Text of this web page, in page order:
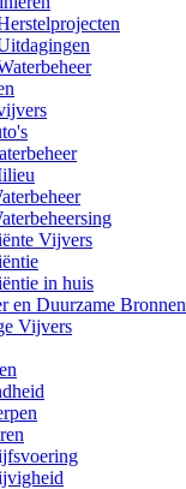
Vijvers
in huis
en Duurzame Bronnen
Vijvers